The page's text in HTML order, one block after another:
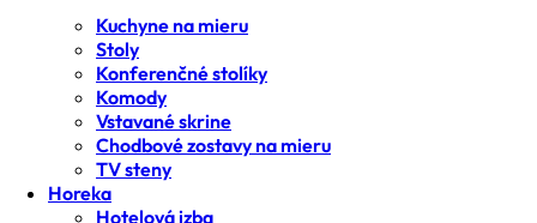
Kuchyne na mieru
Stoly
Konferenčné stolíky
Komody
Vstavané skrine
Chodbové zostavy na mieru
TV steny
Horeka
Hotelová izba